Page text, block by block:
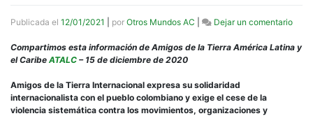
Publicada el 12/01/2021 por Otros Mundos AC Dejar un comentarioen
Compartimos esta información de Amigos de la Tierra América Latina y
el Caribe ATALC – 15 de diciembre de 2020
Amigos de la Tierra Internacional expresa su solidaridad
internacionalista con el pueblo colombiano y exige el cese de la
violencia sistemática contra los movimientos, organizaciones y